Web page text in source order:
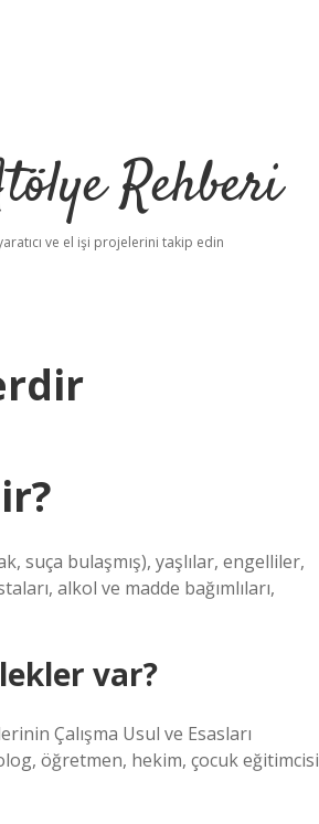
Rehberi
ve el işi projelerini takip edin
suça bulaşmış), yaşlılar, engelliler,
alkol ve madde bağımlıları,
var?
Çalışma Usul ve Esasları
öğretmen, hekim, çocuk eğitimcisi